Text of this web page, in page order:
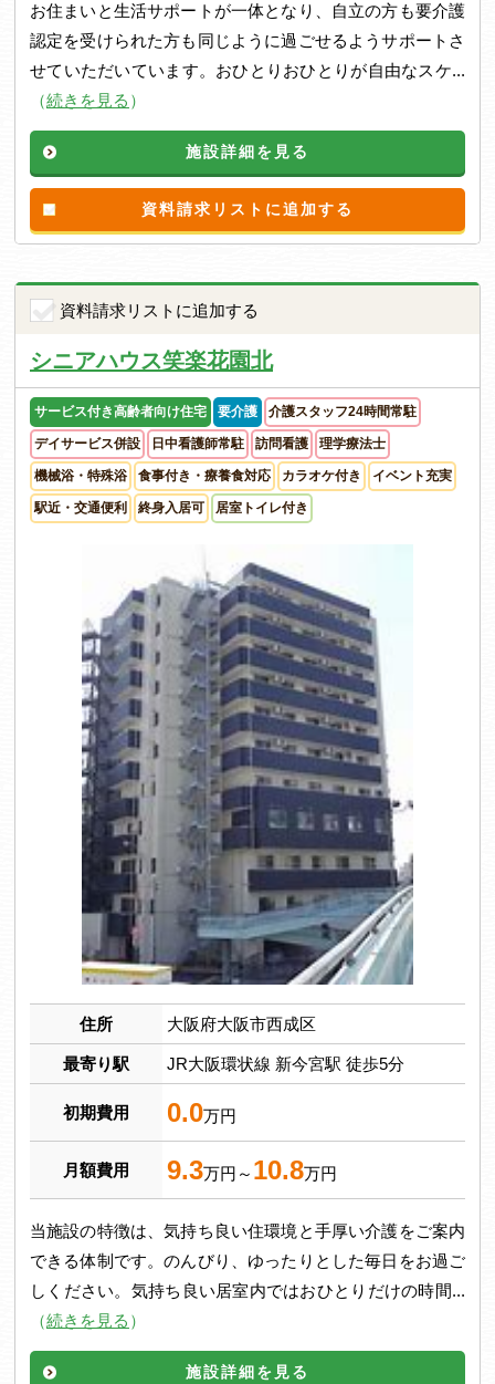
お住まいと生活サポートが一体となり、自立の方も要介護
認定を受けられた方も同じように過ごせるようサポートさ
せていただいています。おひとりおひとりが自由なスケ...
（続きを見る ）
施設詳細を見る
資料請求リストに追加する
資料請求リストに追加する
シニアハウス笑楽花園北
サービス付き高齢者向け住宅 要介護 介護スタッフ24時間常駐
デイサービス併設 日中看護師常駐 訪問看護 理学療法士
機械浴・特殊浴 食事付き・療養食対応 カラオケ付き イベント充実
駅近・交通便利 終身入居可 居室トイレ付き
住所 大阪府大阪市西成区
最寄り駅 JR大阪環状線 新今宮駅 徒歩5分
初期費用 0.0万円
月額費用 9.3万円～ 10.8万円
当施設の特徴は、気持ち良い住環境と手厚い介護をご案内
できる体制です。のんびり、ゆったりとした毎日をお過ご
しください。気持ち良い居室内ではおひとりだけの時間...
（続きを見る ）
施設詳細を見る